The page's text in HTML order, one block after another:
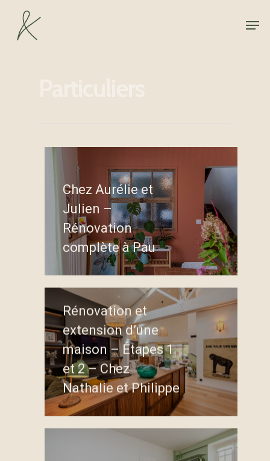
Chez Aurélie et
Julien –
Rénovation
complète à Pau
Rénovation et
extension d’une
maison – Étapes 1
et 2 – Chez
Nathalie et Philippe